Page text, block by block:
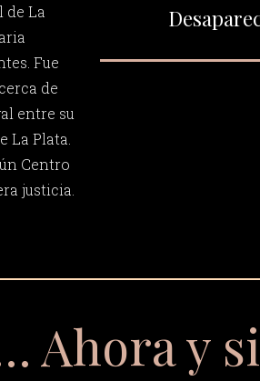
de La
Fue
de
entre su
La Plata.
Centro
justicia.
Ahora y